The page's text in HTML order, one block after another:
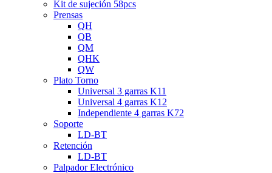
Kit de sujeción 58pcs
Prensas
QH
QB
QM
QHK
QW
Plato Torno
Universal 3 garras K11
Universal 4 garras K12
Independiente 4 garras K72
Soporte
LD-BT
Retención
LD-BT
Palpador Electrónico